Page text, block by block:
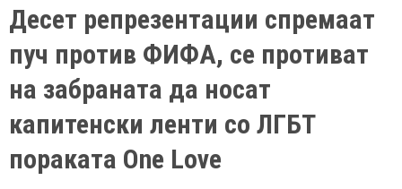
Десет репрезентации спремаат
пуч против ФИФА, се противат
на забраната да носат
капитенски ленти со ЛГБТ
пораката One Love